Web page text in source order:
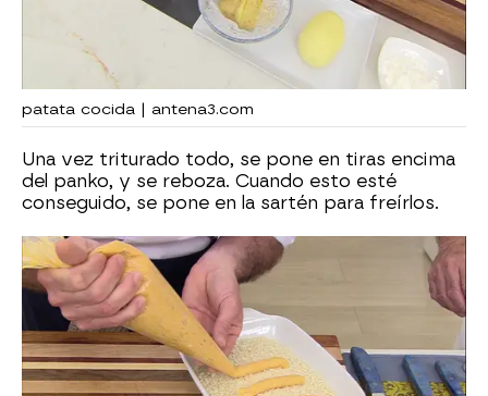
patata cocida | antena3.com
Una vez triturado todo, se pone en tiras encima
del panko, y se reboza. Cuando esto esté
conseguido, se pone en la sartén para freírlos.